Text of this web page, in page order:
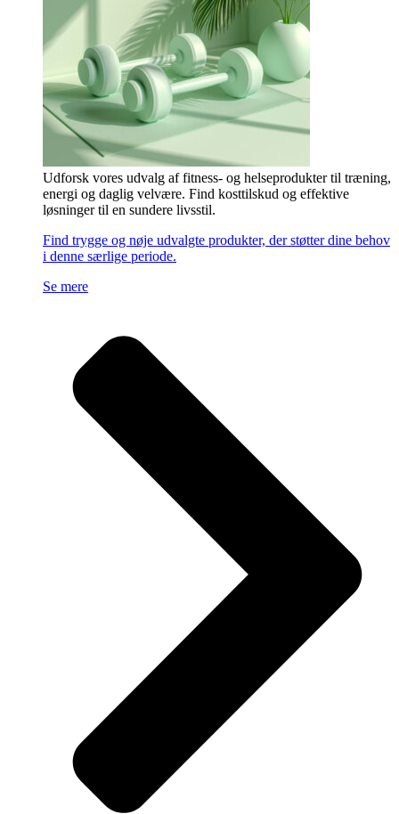
Udforsk vores udvalg af fitness- og helseprodukter til træning,
energi og daglig velvære. Find kosttilskud og effektive
løsninger til en sundere livsstil.
Find trygge og nøje udvalgte produkter, der støtter dine behov
i denne særlige periode.
Se mere